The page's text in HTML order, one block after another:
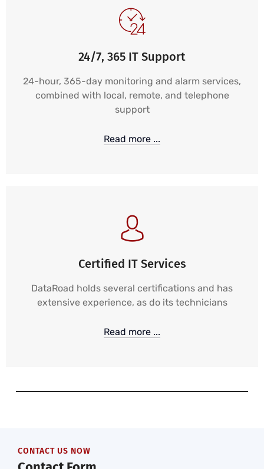
24/7, 365 IT Support
24-hour, 365-day monitoring and alarm services,
combined with local, remote, and telephone
support
Read more ...
Certified IT Services
DataRoad holds several certifications and has
extensive experience, as do its technicians
Read more ...
CONTACT US NOW